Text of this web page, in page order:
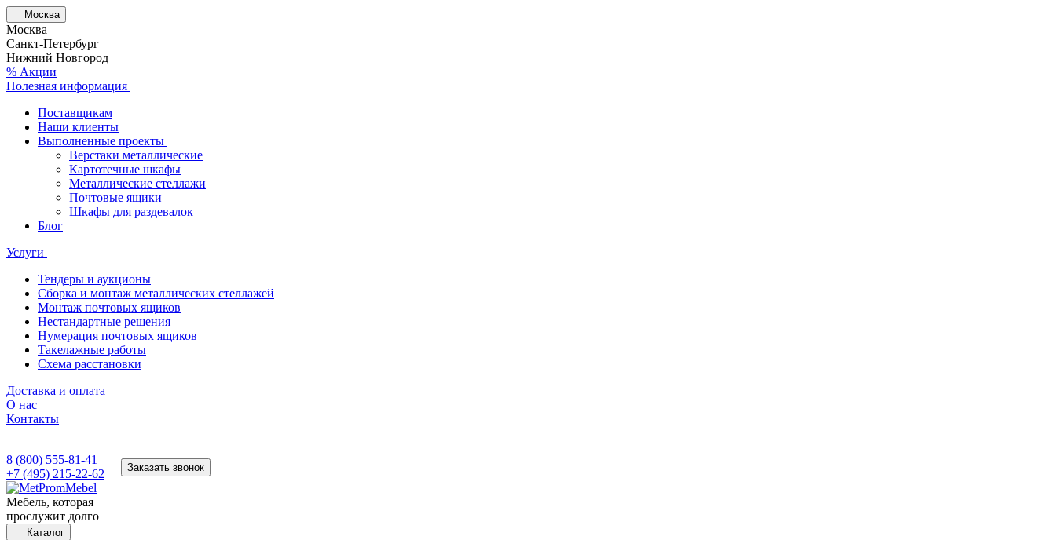
Москва
Москва
Санкт-Петербург
Нижний Новгород
% Акции
Полезная информация
Поставщикам
Наши клиенты
Выполненные проекты
Верстаки металлические
Картотечные шкафы
Металлические стеллажи
Почтовые ящики
Шкафы для раздевалок
Блог
Услуги
Тендеры и аукционы
Сборка и монтаж металлических стеллажей
Монтаж почтовых ящиков
Нестандартные решения
Нумерация почтовых ящиков
Такелажные работы
Схема расстановки
Доставка и оплата
О нас
Контакты
8 (800) 555-81-41
+7 (495) 215-22-62
Заказать звонок
Мебель, которая
прослужит долго
Каталог